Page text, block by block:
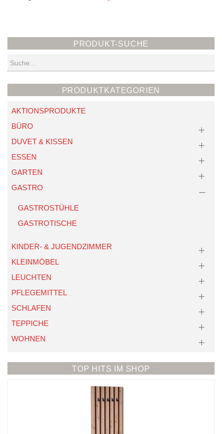
PRODUKT-SUCHE
Suchen
PRODUKTKATEGORIEN
AKTIONSPRODUKTE
BÜRO
DUVET & KISSEN
ESSEN
GARTEN
GASTRO
GASTROSTÜHLE
GASTROTISCHE
KINDER- & JUGENDZIMMER
KLEINMÖBEL
LEUCHTEN
PFLEGEMITTEL
SCHLAFEN
TEPPICHE
WOHNEN
TOP HITS IM SHOP